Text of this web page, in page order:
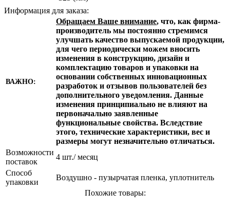
Информация для заказа:
ВАЖНО:
Обращаем Ваше внимание, что, как фирма-
производитель мы постоянно стремимся
улучшать качество выпускаемой продукции,
для чего периодически можем вносить
изменения в конструкцию, дизайн и
комплектацию товаров и упаковки на
основании собственных инновационных
разработок и отзывов пользователей без
дополнительного уведомления. Данные
изменения принципиально не влияют на
первоначально заявленные
функциональные свойства. Вследствие
этого, технические характеристики, вес и
размеры могут незначительно отличаться.
Возможности
поставок
4 шт./ месяц
Способ
упаковки
Воздушно - пузырчатая пленка, уплотнитель
Похожие товары: